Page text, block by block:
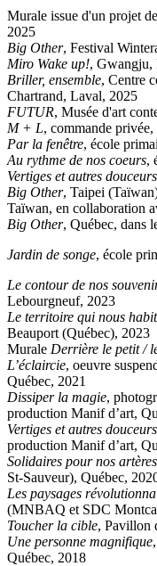
Murale issue d'un projet
2025
Big Other, Festival
Miro Wake up!, Gwangju,
Briller, ensemble, Centre
Chartrand, Laval, 2025
FUTUR, Musée d'art
M + L, commande
Par la fenêtre, école
Au rythme de nos coeurs,
Vertiges et autres douceurs
Big Other, Taipei
Taïwan, en collaboration
Big Other, Québec, dans
Jardin de songe, école
Le contour de nos
Lebourgneuf, 2023
Le territoire qui nous
Beauport (Québec), 2023
Murale Derrière le petit /
L’éclaircie, oeuvre
Québec, 2021
Dissiper la magie,
production Manif d’art,
Vertiges et autres douceurs
production Manif d’art,
Solidaires pour nos artères,
St-Sauveur), Québec,
Les paysages
(MNBAQ et SDC
Toucher la cible, Pavillon
Une personne magnifique
Québec, 2018